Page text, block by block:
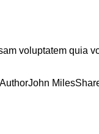
voluptatem quia
AuthorJohn Miles